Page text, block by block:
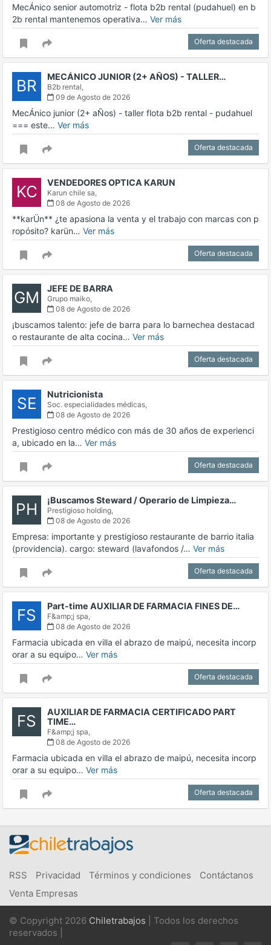
MecÁnico senior automotriz - flota b2b rental (pudahuel) en b
2b rental mantenemos operativa… Ver más
Oferta destacada
BR MECÁNICO JUNIOR (2+ AÑOS) - TALLER…
B2b rental,
09 de Agosto de 2026
MecÁnico junior (2+ aÑos) - taller flota b2b rental - pudahuel
=== este… Ver más
Oferta destacada
KC VENDEDORES OPTICA KARUN
Karun chile sa,
08 de Agosto de 2026
**karÜn** ¿te apasiona la venta y el trabajo con marcas con p
ropósito? karün… Ver más
Oferta destacada
GM JEFE DE BARRA
Grupo maiko,
08 de Agosto de 2026
¡buscamos talento: jefe de barra para lo barnechea destacad
o restaurante de alta cocina… Ver más
Oferta destacada
SE Nutricionista
Soc. especialidades médicas,
08 de Agosto de 2026
Prestigioso centro médico con más de 30 años de experienci
a, ubicado en la… Ver más
Oferta destacada
PH ¡Buscamos Steward / Operario de Limpieza…
Prestigioso holding,
08 de Agosto de 2026
Empresa: importante y prestigioso restaurante de barrio italia
(providencia). cargo: steward (lavafondos /… Ver más
Oferta destacada
FS Part-time AUXILIAR DE FARMACIA FINES DE…
F&amp;j spa,
08 de Agosto de 2026
Farmacia ubicada en villa el abrazo de maipú, necesita incorp
orar a su equipo… Ver más
Oferta destacada
FS
AUXILIAR DE FARMACIA CERTIFICADO PART
TIME…
F&amp;j spa,
08 de Agosto de 2026
Farmacia ubicada en villa el abrazo de maipú, necesita incorp
orar a su equipo… Ver más
Oferta destacada
RSS Privacidad Términos y condiciones
Contáctanos
Venta Empresas
© Copyright 2026 Chiletrabajos | Todos los derechos
reservados |